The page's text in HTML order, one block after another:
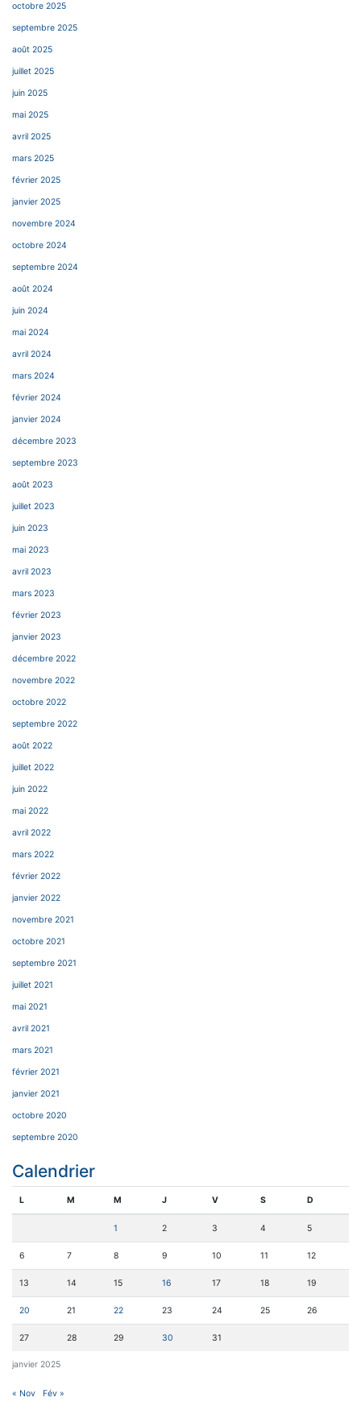
octobre 2025
septembre 2025
août 2025
juillet 2025
juin 2025
mai 2025
avril 2025
mars 2025
février 2025
janvier 2025
novembre 2024
octobre 2024
septembre 2024
août 2024
juin 2024
mai 2024
avril 2024
mars 2024
février 2024
janvier 2024
décembre 2023
septembre 2023
août 2023
juillet 2023
juin 2023
mai 2023
avril 2023
mars 2023
février 2023
janvier 2023
décembre 2022
novembre 2022
octobre 2022
septembre 2022
août 2022
juillet 2022
juin 2022
mai 2022
avril 2022
mars 2022
février 2022
janvier 2022
novembre 2021
octobre 2021
septembre 2021
juillet 2021
mai 2021
avril 2021
mars 2021
février 2021
janvier 2021
octobre 2020
septembre 2020
Calendrier
janvier 2025
L M M J V S D
1 2 3 4 5
6 7 8 9 10 11 12
13 14 15 16 17 18 19
20 21 22 23 24 25 26
27 28 29 30 31
« Nov Fév »